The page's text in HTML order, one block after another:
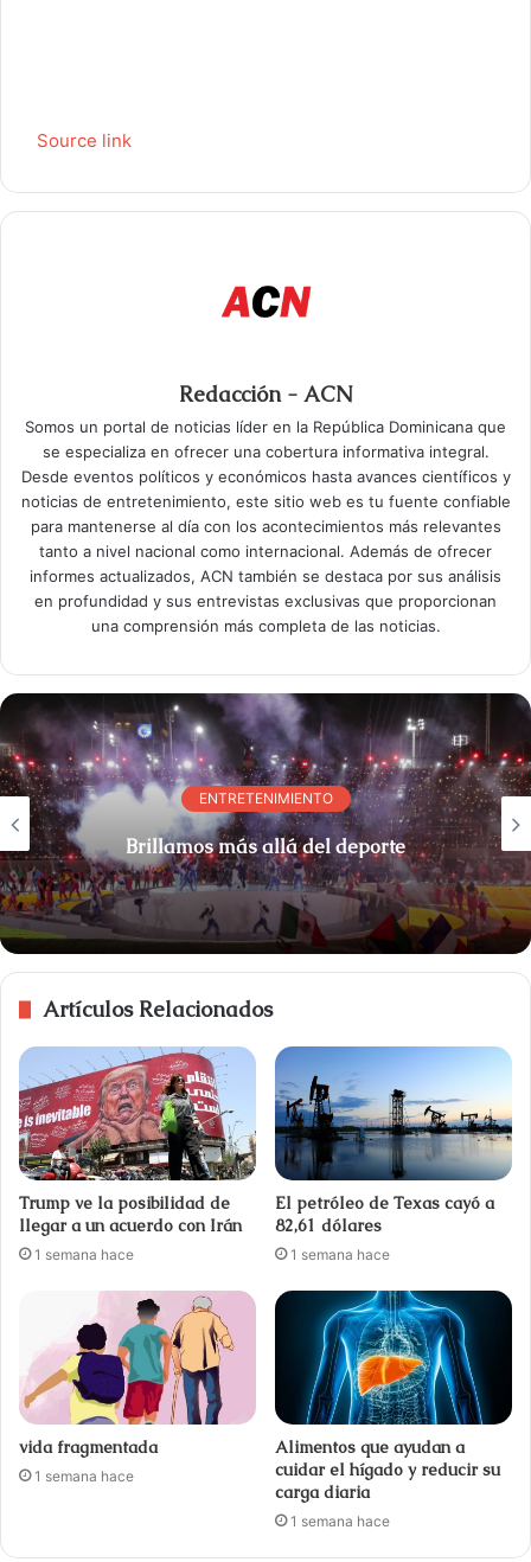
Source link
Redacción - ACN
Somos un portal de noticias líder en la República Dominicana que
se especializa en ofrecer una cobertura informativa integral.
Desde eventos políticos y económicos hasta avances científicos y
noticias de entretenimiento, este sitio web es tu fuente confiable
para mantenerse al día con los acontecimientos más relevantes
tanto a nivel nacional como internacional. Además de ofrecer
informes actualizados, ACN también se destaca por sus análisis
en profundidad y sus entrevistas exclusivas que proporcionan
una comprensión más completa de las noticias.
ENTRETENIMIENTO
Brillamos más allá del deporte
Artículos Relacionados
Trump ve la posibilidad de
llegar a un acuerdo con Irán
1 semana hace
El petróleo de Texas cayó a
82,61 dólares
1 semana hace
vida fragmentada
1 semana hace
Alimentos que ayudan a
cuidar el hígado y reducir su
carga diaria
1 semana hace